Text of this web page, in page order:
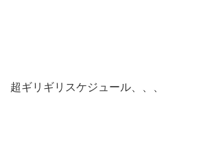
超ギリギリスケジュール、、、